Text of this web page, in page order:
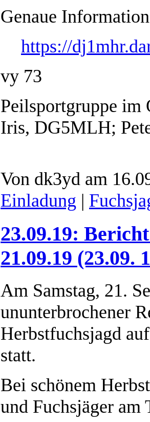
Genaue
https://
vy 73
Peilsportgruppe
Iris, DG5MLH;
Von dk3yd am
Einladung |
23.09.19:
21.09.19 (23.09.
Am Samstag, 21.
ununterbrochener
Herbstfuchsjagd
statt.
Bei schönem
und Fuchsjäger